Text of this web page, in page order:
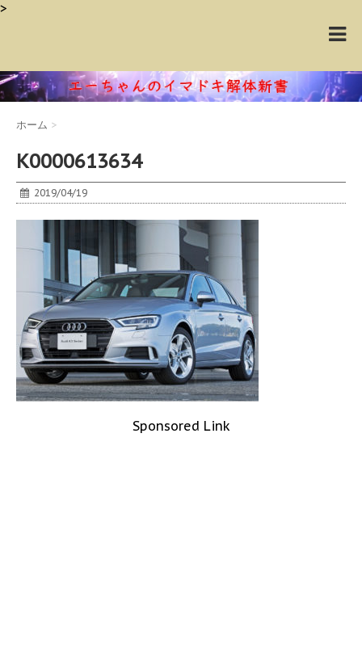
>
ホーム >
K0000613634
2019/04/19
Sponsored Link